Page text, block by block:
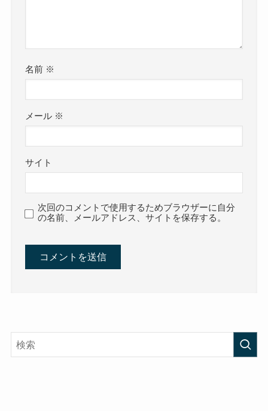
名前 ※
メール ※
サイト
次回のコメントで使用するためブラウザーに自分
の名前、メールアドレス、サイトを保存する。